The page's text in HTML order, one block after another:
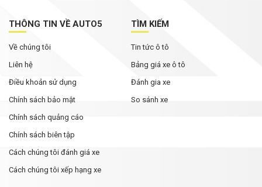
THÔNG TIN VỀ AUTO5
Về chúng tôi
Liên hệ
Điều khoản sử dụng
Chính sách bảo mật
Chính sách quảng cáo
Chính sách biên tập
Cách chúng tôi đánh giá xe
Cách chúng tôi xếp hạng xe
TÌM KIẾM
Tin tức ô tô
Bảng giá xe ô tô
Đánh gia xe
So sánh xe